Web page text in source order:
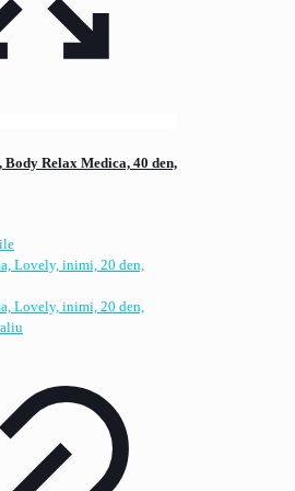
Body Relax Medica, 40 den,
Acest
produs
mai
multe
fi
alese
pagina